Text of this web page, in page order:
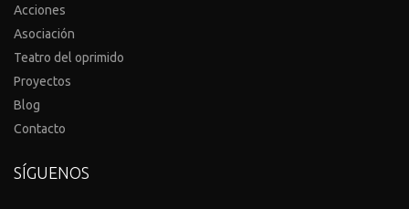
Acciones
Asociación
Teatro del oprimido
Proyectos
Blog
Contacto
SÍGUENOS